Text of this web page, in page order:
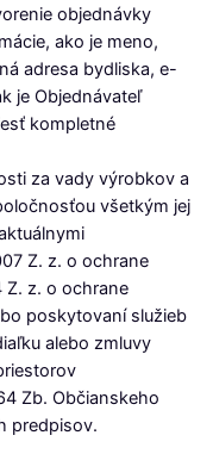
objednávky
ako je meno,
adresa bydliska, e-
je Objednávateľ
kompletné
za vady výrobkov a
všetkým jej
Z. z. o ochrane
Z. z. o ochrane
poskytovaní služieb
alebo zmluvy
Zb. Občianskeho
predpisov.